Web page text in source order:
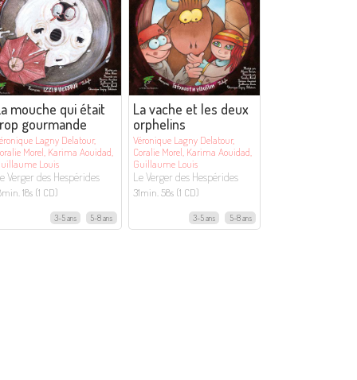
mouche qui était
gourmande
Lagny Delatour,
Morel, Karima Aouidad,
Louis
Verger des Hespérides
18s (1 CD)
3-5 ans 5-8 ans
La vache et les deux
orphelins
Véronique Lagny Delatour,
Coralie Morel, Karima Aouidad,
Guillaume Louis
Le Verger des Hespérides
31min. 58s (1 CD)
3-5 ans 5-8 ans